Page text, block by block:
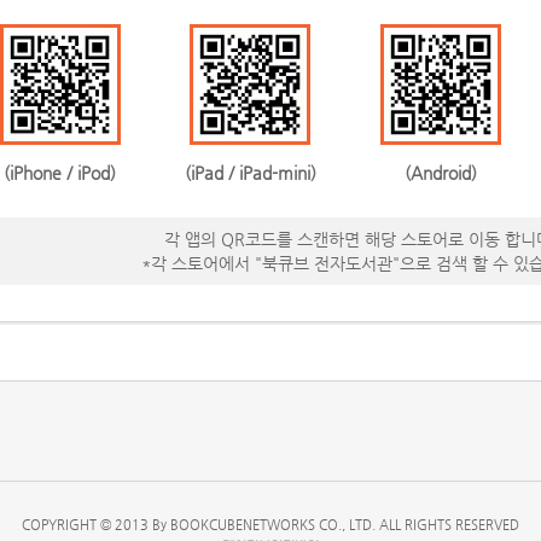
(iPhone / iPod) (iPad / iPad-mini) (Android)
각 앱의 QR코드를 스캔하면 해당 스토어로 이동 합니
*각 스토어에서 "북큐브 전자도서관"으로 검색 할 수 있
COPYRIGHT © 2013 By BOOKCUBENETWORKS CO., LTD. ALL RIGHTS RESERVED